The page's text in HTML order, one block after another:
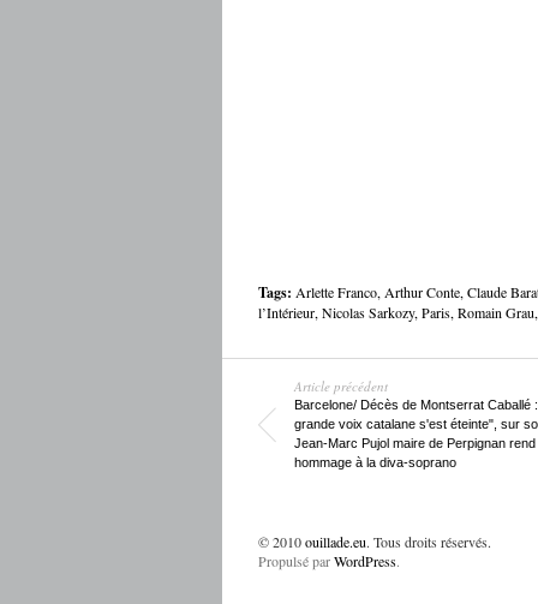
Tags: Arlette Franco, Arthur Conte, Claude
l’Intérieur, Nicolas Sarkozy, Paris, Romain Grau,
Article précédent
Barcelone/ Décès de Montserrat Caballé
grande voix catalane s'est éteinte", sur
Jean-Marc Pujol maire de Perpignan rend
hommage à la diva-soprano
© 2010ouillade.eu. Tous droits réservés.
Propulsé parWordPress.